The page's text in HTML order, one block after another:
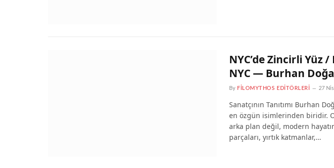
NYC’de Zincirli Yüz
NYC — Burhan
By FILOMYTHOS EDITÖRLERI 27
Sanatçının Tanıtımı Burhan
en özgün isimlerinden biridir.
arka plan değil, modern
parçaları, yırtık katmanlar,…